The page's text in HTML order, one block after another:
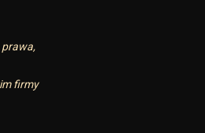
firmy